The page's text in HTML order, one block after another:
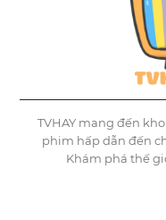
TVHAY mang đến
phim hấp dẫn đến
Khám phá thế